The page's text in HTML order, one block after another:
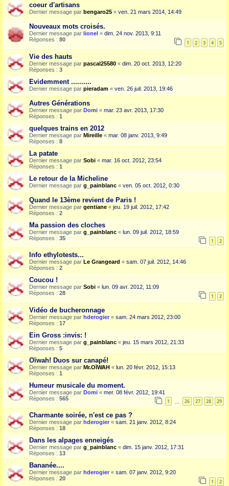
coeur d'artisans
Dernier message par bengaro25 « ven. 21 mars 2014, 14:49
Nouveaux mots croisés.
Dernier message par lionel « dim. 24 nov. 2013, 9:11
Réponses : 80 1 2 3 4 5
Vie des hauts
Dernier message par pascal25580 « dim. 20 oct. 2013, 12:20
Réponses : 3
Evidemment ..........
Dernier message par pieradam « ven. 26 juil. 2013, 19:46
Autres Générations
Dernier message par Domi « mar. 23 avr. 2013, 17:30
Réponses : 1
quelques trains en 2012
Dernier message par Mireille « mar. 08 janv. 2013, 9:49
Réponses : 8
La patate
Dernier message par Sobi « mar. 16 oct. 2012, 23:54
Réponses : 1
Le retour de la Micheline
Dernier message par g_painblanc « ven. 05 oct. 2012, 0:30
Quand le 13ème revient de Paris !
Dernier message par gentiane « jeu. 19 juil. 2012, 17:42
Réponses : 2
Ma passion des cloches
Dernier message par g_painblanc « lun. 09 juil. 2012, 18:59
Réponses : 35 1 2
Info ethylotests...
Dernier message par Le Grangeard « sam. 07 juil. 2012, 14:46
Réponses : 2
Coucou !
Dernier message par Sobi « lun. 09 avr. 2012, 11:09
Réponses : 28 1 2
Vidéo de bucheronnage
Dernier message par hderogier « sam. 24 mars 2012, 23:00
Réponses : 17
Ein Gross :invis: !
Dernier message par g_painblanc « jeu. 15 mars 2012, 21:33
Réponses : 5
Oïwah! Duos sur canapé!
Dernier message par Mr.OÏWAH « lun. 20 févr. 2012, 15:13
Réponses : 1
Humeur musicale du moment.
Dernier message par Domi « mer. 08 févr. 2012, 19:41
Réponses : 565 1 26 27 28 29
Charmante soirée, n'est ce pas ?
Dernier message par hderogier « sam. 21 janv. 2012, 8:24
Réponses : 18
Dans les alpages enneigés
Dernier message par g_painblanc « dim. 15 janv. 2012, 17:31
Réponses : 13
Bananée....
Dernier message par hderogier « sam. 07 janv. 2012, 9:20
Réponses : 20 1 2